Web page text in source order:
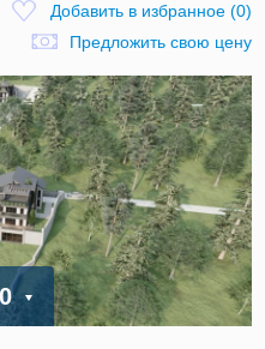
Добавить в избранное(0)
Предложить свою цену